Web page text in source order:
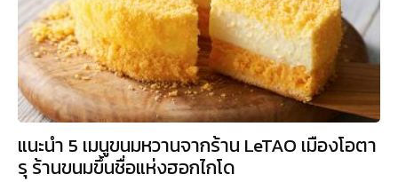
แนะนำ 5 เมนูขนมหวานจากร้าน LeTAO เมืองโอตา
รุ ร้านขนมขึ้นชื่อแห่งฮอกไกโด